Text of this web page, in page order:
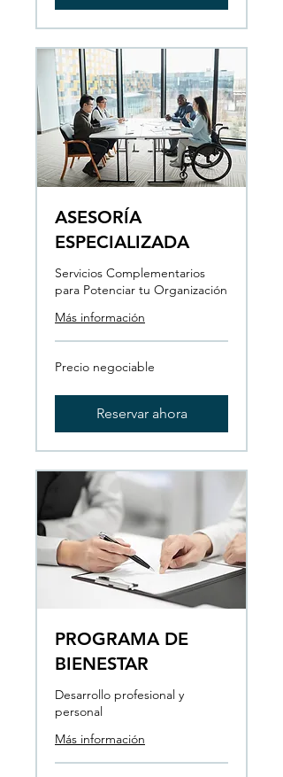
ASESORÍA
ESPECIALIZADA
Servicios Complementarios
para Potenciar tu Organización
Más información
Precio
negociable
Precio negociable
Reservar ahora
PROGRAMA DE
BIENESTAR
Desarrollo profesional y
personal
Más información